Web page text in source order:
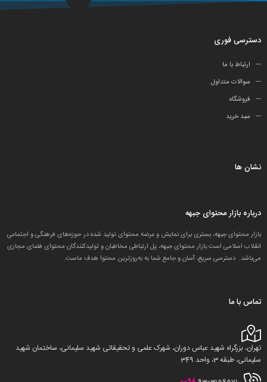
دسترسی فوری
ارتباط با ما
سوالات متداول
فروشگاه
سبد خرید
نشان ها
درباره بازار محتوای جبهه
بازار محتوای جبهه، بستری برای نمایش و عرضه محتوای تولید شده در حوزه‌های فرهنگی و اجتماعیِ
انقلاب اسلامی است.بازار محتوای جبهه، پل ارتباطی مخاطبان و تولید‌کنندگان محتوای فضای مجازی
می‌باشد. دسترسی سریع، آسان و جامع شما به به‌روزترین محتوا هدف ماست.
تماس با ما
تهران، بزرگراه شهید عباس دوران، شهرک علمی و تحقیقاتی شهید سلیمانی، ساختمان شهید
سلیمانی، طبقه 3، واحد 349